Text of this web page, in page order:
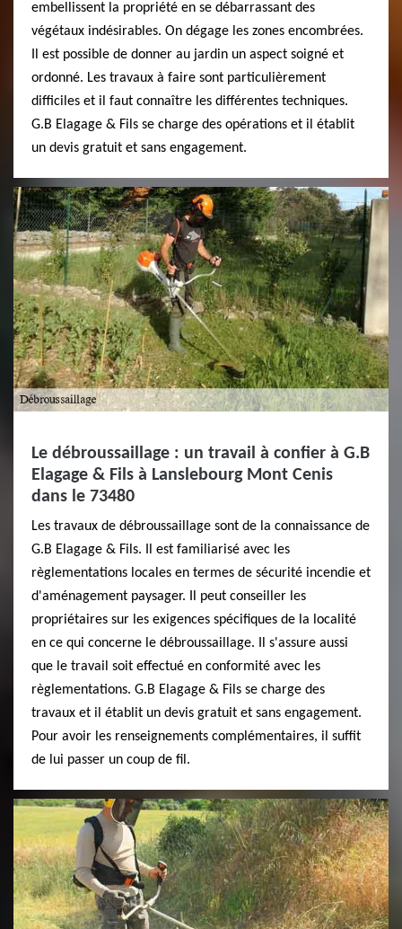
embellissent la propriété en se débarrassant des
végétaux indésirables. On dégage les zones encombrées.
Il est possible de donner au jardin un aspect soigné et
ordonné. Les travaux à faire sont particulièrement
difficiles et il faut connaître les différentes techniques.
G.B Elagage & Fils se charge des opérations et il établit
un devis gratuit et sans engagement.
Le débroussaillage : un travail à confier à G.B
Elagage & Fils à Lanslebourg Mont Cenis
dans le 73480
Les travaux de débroussaillage sont de la connaissance de
G.B Elagage & Fils. Il est familiarisé avec les
règlementations locales en termes de sécurité incendie et
d'aménagement paysager. Il peut conseiller les
propriétaires sur les exigences spécifiques de la localité
en ce qui concerne le débroussaillage. Il s'assure aussi
que le travail soit effectué en conformité avec les
règlementations. G.B Elagage & Fils se charge des
travaux et il établit un devis gratuit et sans engagement.
Pour avoir les renseignements complémentaires, il suffit
de lui passer un coup de fil.